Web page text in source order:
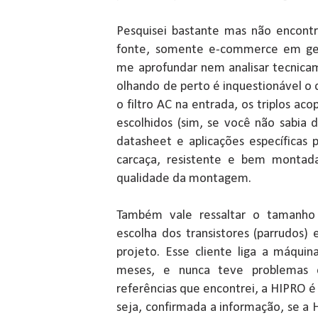
Pesquisei bastante mas não
fonte, somente e-commerce em
me aprofundar nem analisar
olhando de perto é inquestionável o
o filtro AC na entrada, os triplos
escolhidos (sim, se você não sabia
datasheet e aplicações específicas
carcaça, resistente e bem
qualidade da montagem.
Também vale ressaltar o
escolha dos transistores
projeto. Esse cliente liga a
meses, e nunca teve problemas
referências que encontrei, a HIPRO
seja, confirmada a informação, se a